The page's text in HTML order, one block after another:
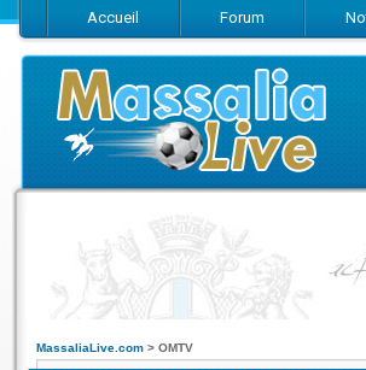
Accueil Forum
MassaliaLive.com > OMTV